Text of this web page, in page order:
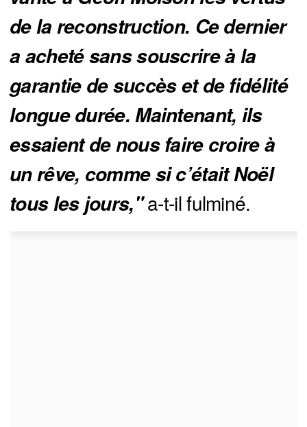
de la reconstruction. Ce dernier
a acheté sans souscrire à la
garantie de succès et de fidélité
longue durée. Maintenant, ils
essaient de nous faire croire à
un rêve, comme si c’était Noël
tous les jours," a-t-il fulminé.